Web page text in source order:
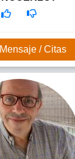
Mensaje / Citas